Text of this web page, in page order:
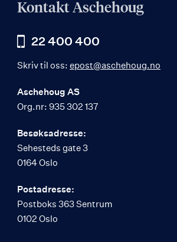
Kontakt Aschehoug
22 400 400
Skriv til oss: epost@aschehoug.no
Aschehoug AS
Org.nr: 935 302 137
Besøksadresse:
Sehesteds gate 3
0164 Oslo
Postadresse:
Postboks 363 Sentrum
0102 Oslo